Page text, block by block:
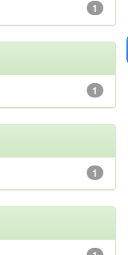
1
1
1